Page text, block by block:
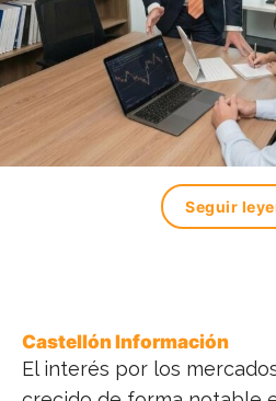
Seguir
Castellón Información
El interés por los